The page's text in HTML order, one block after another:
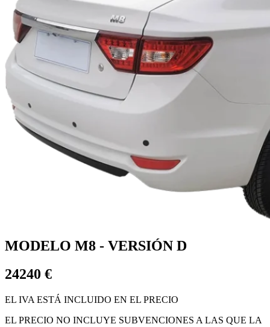
MODELO M8 - VERSIÓN D
24240 €
EL IVA ESTÁ INCLUIDO EN EL PRECIO
EL PRECIO NO INCLUYE SUBVENCIONES A LAS QUE LA